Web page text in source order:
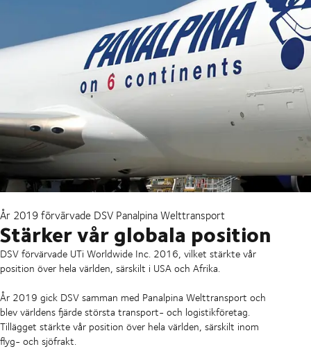
År 2019 förvärvade DSV Panalpina Welttransport
Stärker vår globala position
DSV förvärvade UTi Worldwide Inc. 2016, vilket stärkte vår
position över hela världen, särskilt i USA och Afrika.
År 2019 gick DSV samman med Panalpina Welttransport och
blev världens fjärde största transport- och logistikföretag.
Tillägget stärkte vår position över hela världen, särskilt inom
flyg- och sjöfrakt.